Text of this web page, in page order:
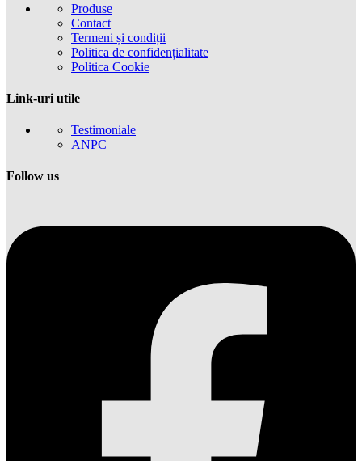
Produse
Contact
Termeni și condiții
Politica de confidențialitate
Politica Cookie
Link-uri utile
Testimoniale
ANPC
Follow us